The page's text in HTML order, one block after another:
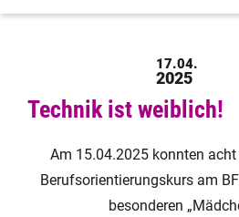
17.04.
2025
Technik ist weiblich!
Am 15.04.2025 konnten
Berufsorientierungskurs am
besonderen